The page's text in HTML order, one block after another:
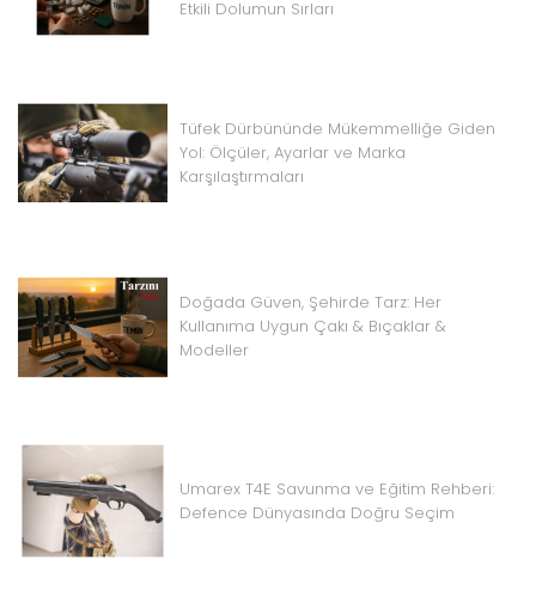
Etkili Dolumun Sırları
Tüfek Dürbününde Mükemmelliğe Giden
Yol: Ölçüler, Ayarlar ve Marka
Karşılaştırmaları
Doğada Güven, Şehirde Tarz: Her
Kullanıma Uygun Çakı & Bıçaklar &
Modeller
Umarex T4E Savunma ve Eğitim Rehberi:
Defence Dünyasında Doğru Seçim